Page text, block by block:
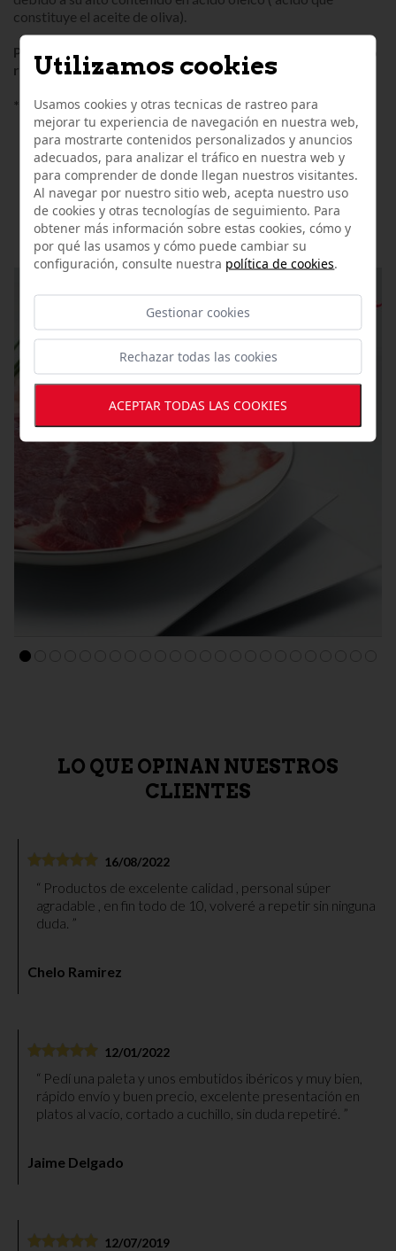
constituye el aceite de oliva).
Producto congelado envasado al vacío. (Servicio de frío
refrigerado)
*El producto puede llegar descongelado.
OTROS ARTÍCULOS
RELACIONADOS
CARNES D.O. EXTREMADURA
LO QUE OPINAN NUESTROS
CLIENTES
16/08/2022
agradable , en fin todo de 10, volveré a repetir sin ninguna
duda.
Chelo Ramirez
12/01/2022
rápido envío y buen precio, excelente presentación en
platos al vacío, cortado a cuchillo, sin duda repetiré.
Jaime Delgado
12/07/2019
Utilizamos cookies
Usamos cookies y otras tecnicas de rastreo para
mejorar tu experiencia de navegación en nuestra web,
para mostrarte contenidos personalizados y anuncios
adecuados, para analizar el tráfico en nuestra web y
para comprender de donde llegan nuestros visitantes.
Al navegar por nuestro sitio web, acepta nuestro uso
de cookies y otras tecnologías de seguimiento. Para
obtener más información sobre estas cookies, cómo y
por qué las usamos y cómo puede cambiar su
configuración, consulte nuestra política de cookies.
Gestionar cookies
Rechazar todas las cookies
ACEPTAR TODAS LAS COOKIES